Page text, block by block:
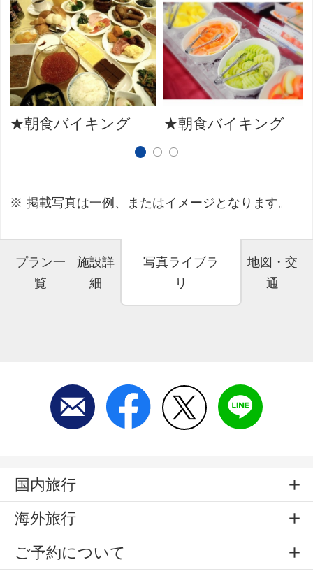
★朝食バイキング ★朝食バイキング
掲載写真は一例、またはイメージとなります。
プラン一
覧
施設詳
細
写真ライブラ
リ
地図・交
通
国内旅行
海外旅行
ご予約について